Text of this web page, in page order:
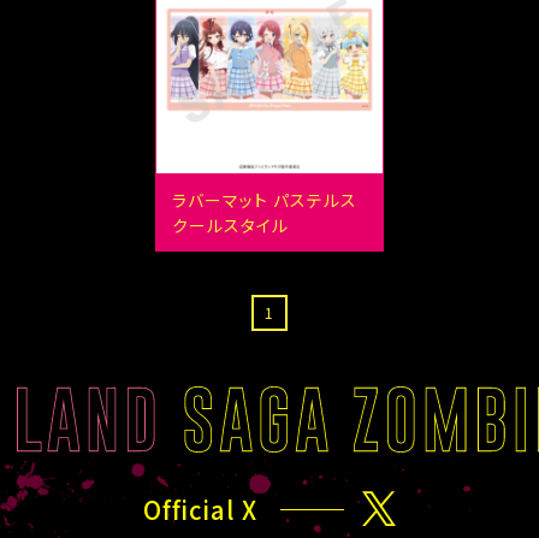
ラバーマット パステルス
クールスタイル
1
Official X X